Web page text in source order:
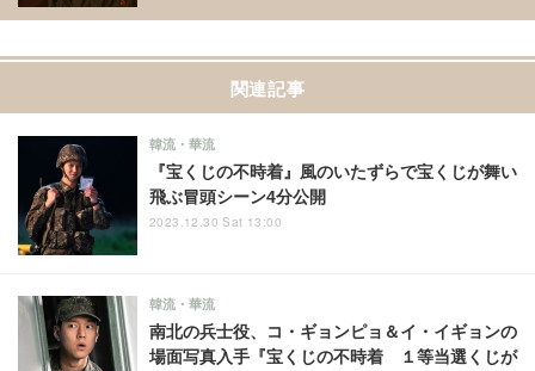
関連記事
『宝くじの不時着』風のいたずらで宝くじが舞い
飛ぶ冒頭シーン4分公開
韓流・華流
2023.12.30 Sat 13:00
南北の兵士役、コ・ギョンピョ＆イ・イギョンの
場面写真入手『宝くじの不時着 １等当選くじが
韓流・華流